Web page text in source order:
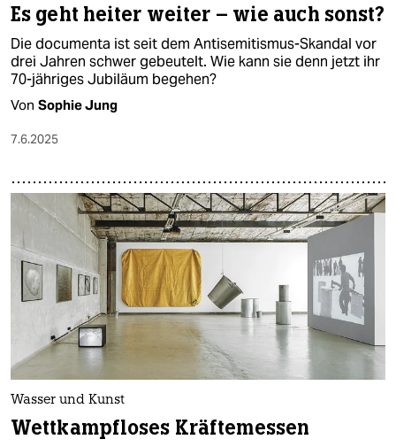
Es geht heiter weiter – wie auch sonst?
Die documenta ist seit dem Antisemitismus-Skandal vor
drei Jahren schwer gebeutelt. Wie kann sie denn jetzt ihr
70-jähriges Jubiläum begehen?
Von Sophie Jung
7.6.2025
Wasser und Kunst
Wettkampfloses Kräftemessen